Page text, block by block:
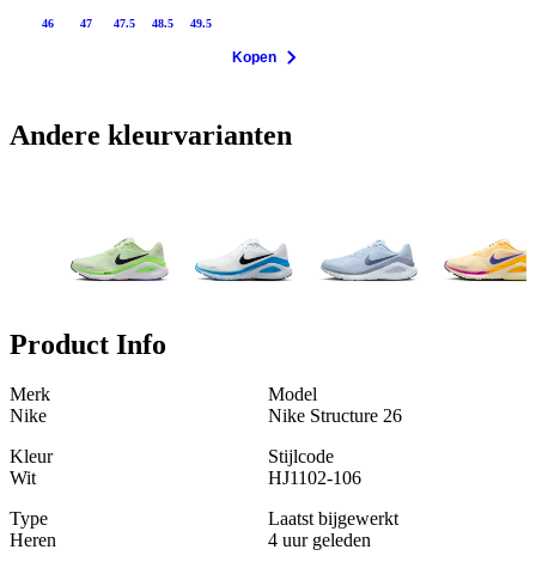
46 47 47.5 48.5 49.5
Kopen
Andere kleurvarianten
Product Info
Merk
Nike
Model
Nike Structure 26
Kleur
Wit
Stijlcode
HJ1102-106
Type
Heren
Laatst bijgewerkt
4 uur geleden